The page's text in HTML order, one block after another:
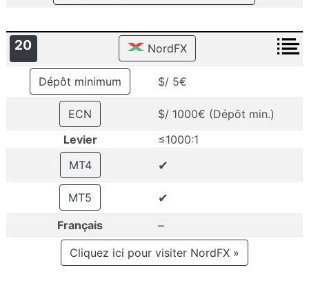
20 NordFX
Dépôt minimum $/ 5€
ECN
$/ 1000€ (Dépôt min.)
Levier
≤1000:1
MT4
✔
MT5 ✔
Français –
Cliquez ici pour visiter NordFX »